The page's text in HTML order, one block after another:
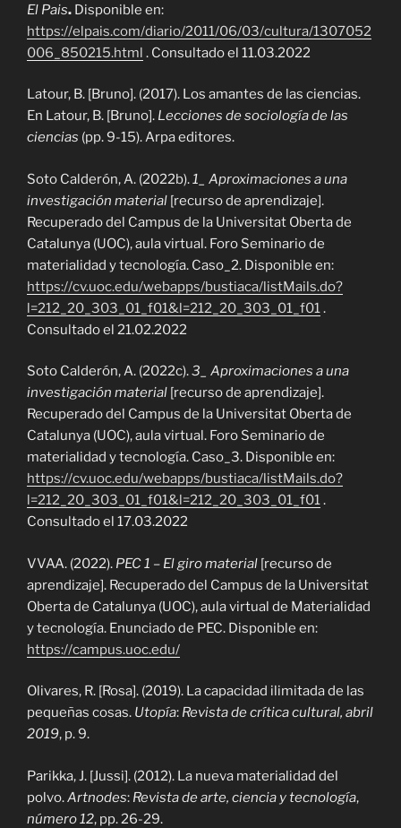
El Pais. Disponible en:
https://elpais.com/diario/2011/06/03/cultura/1307052
006_850215.html . Consultado el 11.03.2022
Latour, B. [Bruno]. (2017). Los amantes de las ciencias.
En Latour, B. [Bruno]. Lecciones de sociología de las
ciencias (pp. 9-15). Arpa editores.
Soto Calderón, A. (2022b). 1_ Aproximaciones a una
investigación material [recurso de aprendizaje].
Recuperado del Campus de la Universitat Oberta de
Catalunya (UOC), aula virtual. Foro Seminario de
materialidad y tecnología. Caso_2. Disponible en:
https://cv.uoc.edu/webapps/bustiaca/listMails.do?
l=212_20_303_01_f01&l=212_20_303_01_f01 .
Consultado el 21.02.2022
Soto Calderón, A. (2022c).3_ Aproximaciones a una
investigación material [recurso de aprendizaje].
Recuperado del Campus de la Universitat Oberta de
Catalunya (UOC), aula virtual. Foro Seminario de
materialidad y tecnología. Caso_3. Disponible en:
https://cv.uoc.edu/webapps/bustiaca/listMails.do?
l=212_20_303_01_f01&l=212_20_303_01_f01.
Consultado el 17.03.2022
VVAA. (2022). PEC 1 – El giro material [recurso de
aprendizaje]. Recuperado del Campus de la Universitat
Oberta de Catalunya (UOC), aula virtual de Materialidad
y tecnología. Enunciado de PEC. Disponible en:
https://campus.uoc.edu/
Olivares, R. [Rosa]. (2019). La capacidad ilimitada de las
pequeñas cosas. Utopía: Revista de crítica cultural, abril
2019, p. 9.
Parikka, J. [Jussi]. (2012). La nueva materialidad del
polvo.Artnodes: Revista de arte, ciencia y tecnología,
número 12, pp. 26-29.